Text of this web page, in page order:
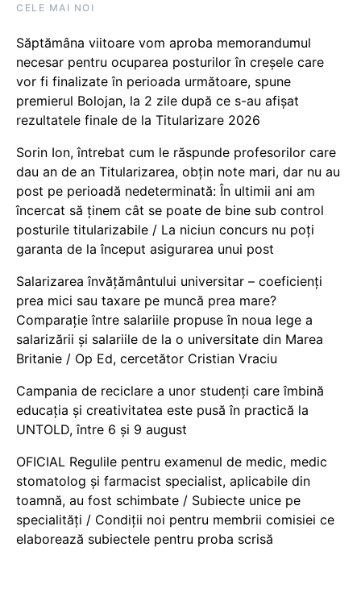
CELE MAI NOI
Săptămâna viitoare vom aproba memorandumul
necesar pentru ocuparea posturilor în creșele care
vor fi finalizate în perioada următoare, spune
premierul Bolojan, la 2 zile după ce s-au afișat
rezultatele finale de la Titularizare 2026
Sorin Ion, întrebat cum le răspunde profesorilor care
dau an de an Titularizarea, obțin note mari, dar nu au
post pe perioadă nedeterminată: În ultimii ani am
încercat să ținem cât se poate de bine sub control
posturile titularizabile / La niciun concurs nu poți
garanta de la început asigurarea unui post
Salarizarea învățământului universitar – coeficienți
prea mici sau taxare pe muncă prea mare?
Comparație între salariile propuse în noua lege a
salarizării și salariile de la o universitate din Marea
Britanie / Op Ed, cercetător Cristian Vraciu
Campania de reciclare a unor studenți care îmbină
educația și creativitatea este pusă în practică la
UNTOLD, între 6 și 9 august
OFICIAL Regulile pentru examenul de medic, medic
stomatolog și farmacist specialist, aplicabile din
toamnă, au fost schimbate / Subiecte unice pe
specialități / Condiții noi pentru membrii comisiei ce
elaborează subiectele pentru proba scrisă